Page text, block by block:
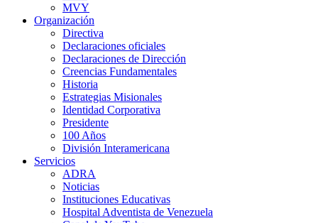
MVY
Organización
Directiva
Declaraciones oficiales
Declaraciones de Dirección
Creencias Fundamentales
Historia
Estrategias Misionales
Identidad Corporativa
Presidente
100 Años
División Interamericana
Servicios
ADRA
Noticias
Instituciones Educativas
Hospital Adventista de Venezuela